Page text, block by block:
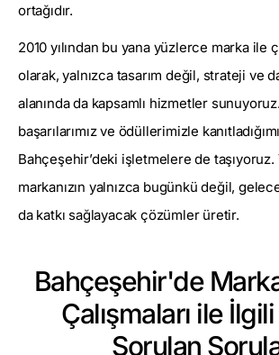
ortağıdır.
2010 yılından bu yana yüzlerce marka ile
olarak, yalnızca tasarım değil, strateji ve
alanında da kapsamlı hizmetler
başarılarımız ve ödüllerimizle
Bahçeşehir’deki işletmelere de
markanızın yalnızca bugünkü değil,
da katkı sağlayacak çözümler üretir.
Bahçeşehir'de
Çalışmaları ile İlgili
Sorulan